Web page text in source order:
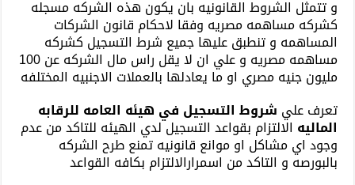
و تتمثل الشروط القانونيه بان يكون هذه الشركه مسجله
كشركه مساهمه مصريه وفقا لاحكام قانون الشركات
المساهمه و تنطبق عليها جميع شرط التسجيل كشركه
مساهمه مصريه و علي ان لا يقل راس مال الشركه عن 100
مليون جنيه مصري او ما يعادلها بالعملات الاجنبيه المختلفه
تعرف علي شروط التسجيل في هيئه العامه للرقابه
الماليه الالتزام بقواعد التسجيل لدي الهيئه للتاكد من عدم
وجود اي مشاكل او موانع قانونيه تمنع طرح الشركه
بالبورصه و التاكد من اسمرارالالتزام بكافه القواعد